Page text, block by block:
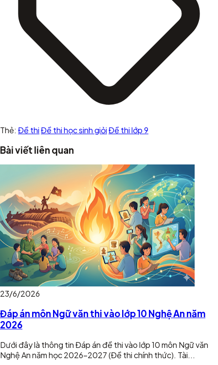
Thẻ: Đề thiĐề thi học sinh giỏiĐề thi lớp 9
Bài viết liên quan
23/6/2026
Đáp án môn Ngữ văn thi vào lớp 10 Nghệ An năm
2026
Dưới đây là thông tin Đáp án đề thi vào lớp 10 môn Ngữ văn
Nghệ An năm học 2026-2027 (Đề thi chính thức). Tài...